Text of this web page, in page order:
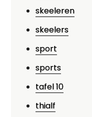
skeeleren
skeelers
sport
sports
tafel 10
thialf